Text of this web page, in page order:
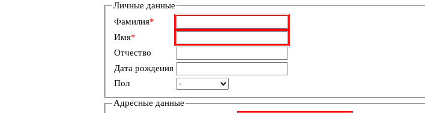
Личные данные
Обязательное
Фамилия*
Обязательное
Имя*
Отчество
Дата рождения
Пол
Адресные данные